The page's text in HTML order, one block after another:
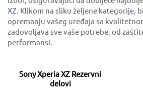
XZ. Klikom na sliku željene kategorije,
opremanju vašeg uređaja sa
zadovoljava sve vaše potrebe, od
performansi.
Sony Xperia XZ Rezervni
delovi